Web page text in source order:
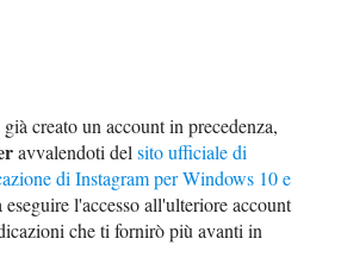
creato un account in precedenza,
avvalendoti delsito ufficiale di
di Instagram per Windows 10 e
l'accesso all'ulteriore account
che ti fornirò più avanti in